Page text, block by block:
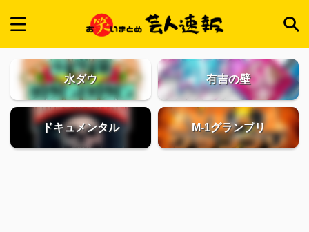
水ダウ 有吉の壁
ドキュメンタル M-1グランプリ